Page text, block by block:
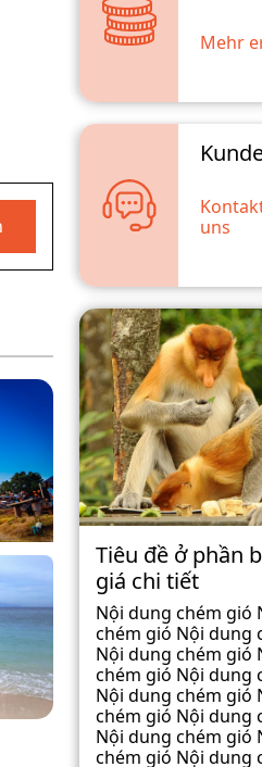
Mehr
uns
Tiêu đề ở phần
giá chi tiết
Nội dung chém gió
chém gió Nội dung
Nội dung chém gió
chém gió Nội dung
Nội dung chém gió
chém gió Nội dung
Nội dung chém gió
chém gió Nội dung